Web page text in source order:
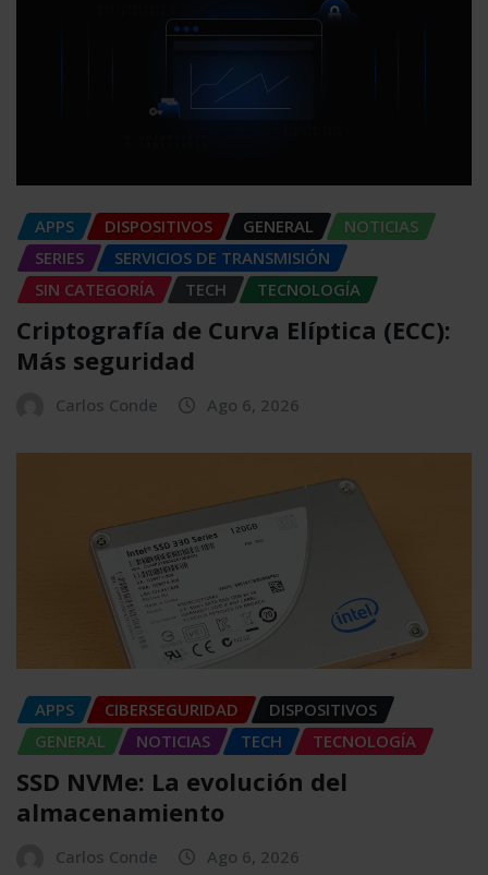
APPS DISPOSITIVOS GENERAL
NOTICIAS
SERIES
SERVICIOS DE TRANSMISIÓN
SIN CATEGORÍA
TECH TECNOLOGÍA
Criptografía de Curva Elíptica (ECC):
Más seguridad
Carlos Conde Ago 6, 2026
APPS CIBERSEGURIDAD
DISPOSITIVOS
GENERAL
NOTICIAS TECH TECNOLOGÍA
SSD NVMe: La evolución del
almacenamiento
Carlos Conde Ago 6, 2026